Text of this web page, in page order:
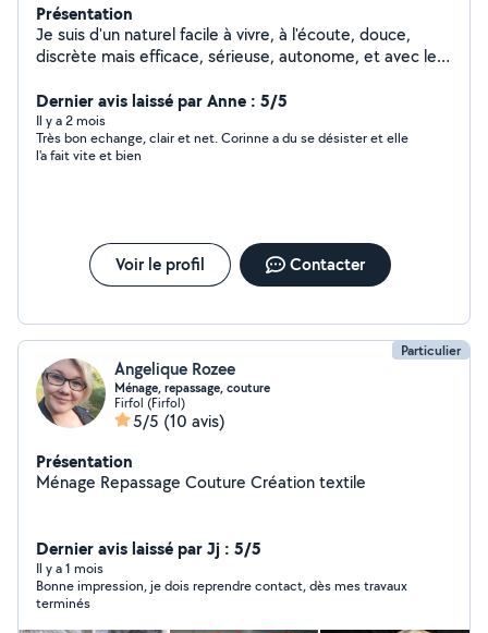
Présentation
Je suis d'un naturel facile à vivre, à l'écoute, douce,
discrète mais efficace, sérieuse, autonome, et avec le
aisément à vos besoins. Ménage hebdomadaire et
exceptionnel Aide aux courses Entretien du linge Aide
au rangement et réorganisation Multi-tâches au sein de
la maison parce que la vie c'est comme ça...Ça retourne
profite de votre absence pour faire le ménage de
printemps ) Et si vous avez des enfants ou des
Dernier avis laissé par Anne : 5/5
Il y a 2 mois
Très bon echange, clair et net. Corinne a du se désister et elle
l'a fait vite et bien
Voir le profil Contacter
Particulier
Angelique Rozee
Ménage, repassage, couture
Firfol (Firfol)
5/5 (10 avis)
Présentation
Ménage Repassage Couture Création textile
Dernier avis laissé par Jj : 5/5
Il y a 1 mois
Bonne impression, je dois reprendre contact, dès mes travaux
terminés